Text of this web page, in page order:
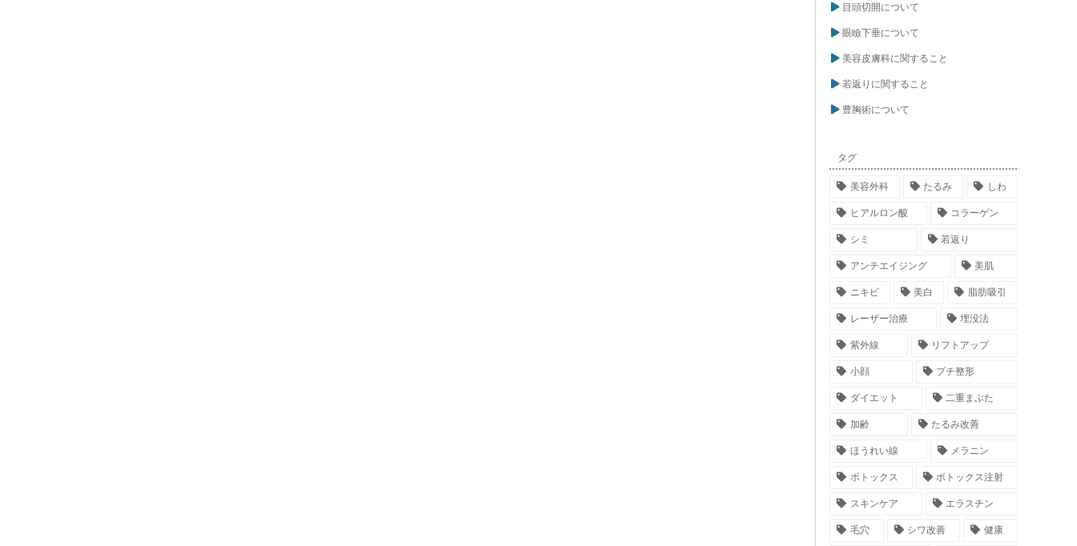
目頭切開について
眼瞼下垂について
美容皮膚科に関すること
若返りに関すること
豊胸術について
タグ
美容外科 たるみ しわ
ヒアルロン酸 コラーゲン
シミ 若返り
アンチエイジング 美肌
ニキビ 美白 脂肪吸引
レーザー治療 埋没法
紫外線 リフトアップ
小顔 プチ整形
ダイエット 二重まぶた
加齢 たるみ改善
ほうれい線 メラニン
ボトックス ボトックス注射
スキンケア エラスチン
毛穴 シワ改善 健康